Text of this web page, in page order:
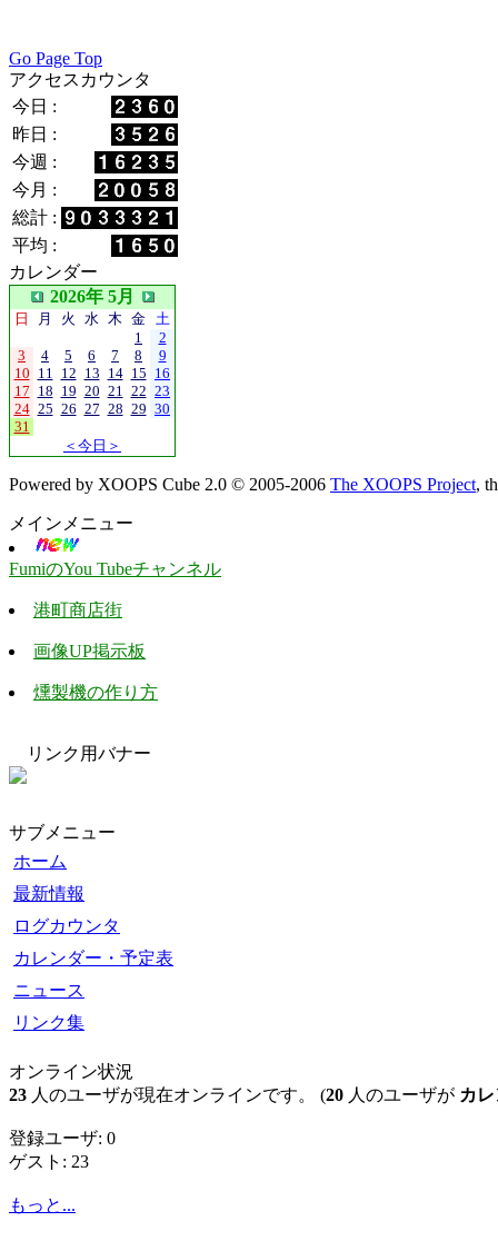
Go Page Top
アクセスカウンタ
今日 :
昨日 :
今週 :
今月 :
総計 :
平均 :
カレンダー
2026年 5月
日 月 火 水 木 金 土
1
2
3
4 5 6 7 8
9
10 11 12 13 14 15 16
17 18 19 20 21 22 23
24 25 26 27 28 29 30
31
＜今日＞
Powered by XOOPS Cube 2.0 © 2005-2006 The XOOPS Project,
メインメニュー
FumiのYou Tubeチャンネル
港町商店街
画像UP掲示板
燻製機の作り方
リンク用バナー
サブメニュー
ホーム
最新情報
ログカウンタ
カレンダー・予定表
ニュース
リンク集
オンライン状況
23 人のユーザが現在オンラインです。 (20 人のユーザが カ
登録ユーザ: 0
ゲスト: 23
もっと...